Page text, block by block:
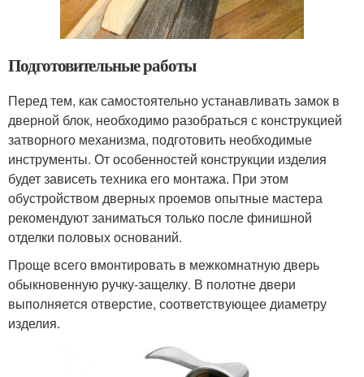
Подготовительные работы
Перед тем, как самостоятельно устанавливать замок в
дверной блок, необходимо разобраться с конструкцией
затворного механизма, подготовить необходимые
инструменты. От особенностей конструкции изделия
будет зависеть техника его монтажа. При этом
обустройством дверных проемов опытные мастера
рекомендуют заниматься только после финишной
отделки половых оснований.
Проще всего вмонтировать в межкомнатную дверь
обыкновенную ручку-защелку. В полотне двери
выполняется отверстие, соответствующее диаметру
изделия.